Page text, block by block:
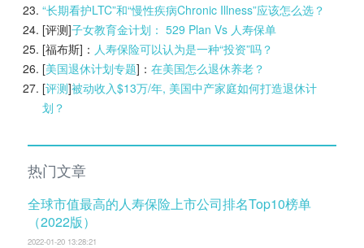
“长期看护LTC”和“慢性疾病Chronic Illness”应该怎么选？
[评测]子女教育金计划： 529 Plan Vs 人寿保单
[福布斯]： 人寿保险可以认为是一种“投资”吗？
[美国退休计划专题]： 在美国怎么退休养老？
[评测]被动收入$13万/年, 美国中产家庭如何打造退休计
划？
热门文章
全球市值最高的人寿保险上市公司排名Top10榜单
（2022版）
2022-01-20 13:28:21